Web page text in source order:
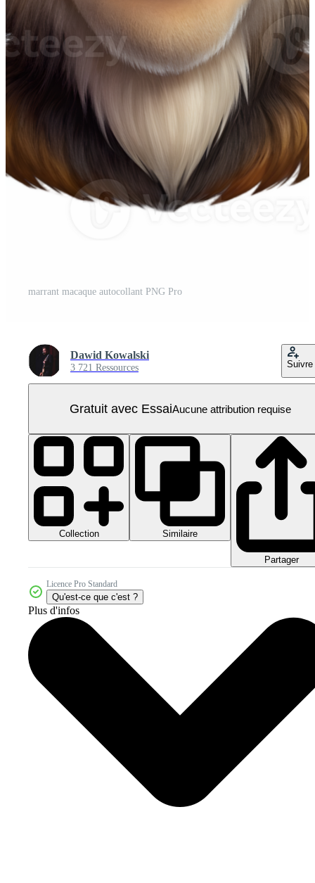
marrant macaque autocollant PNG Pro
Dawid Kowalski
3 721 Ressources Suivre
Gratuit avec EssaiAucune attribution requise
Collection Similaire
Partager
Licence Pro Standard
Qu'est-ce que c'est ?
Plus d'infos